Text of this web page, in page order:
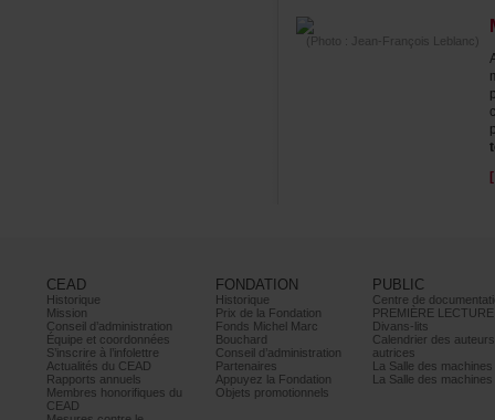
(Photo:Jean-FrançoisLeblanc)
CEAD
Historique
Mission
Conseild’administration
Équipeetcoordonnées
S’inscrireàl’infolettre
ActualitésduCEAD
Rapportsannuels
Membreshonorifiquesdu
CEAD
FONDATION
Historique
PrixdelaFondation
FondsMichelMarc
Bouchard
Conseild’administration
Partenaires
AppuyezlaFondation
Objetspromotionnels
PUBLIC
PREMIÈRELECTURE
Divans-lits
autrices